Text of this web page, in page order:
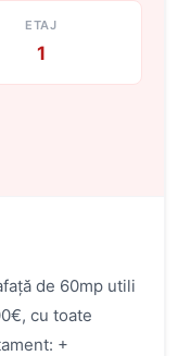
ETAJ
1
de 60mp utili
cu toate
+